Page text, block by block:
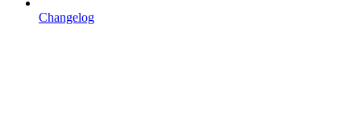
Changelog